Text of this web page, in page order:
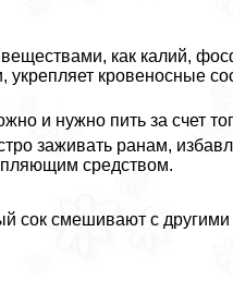
как калий,
укрепляет кровеносные
и нужно пить за счет
заживать ранам,
средством.
сок смешивают с